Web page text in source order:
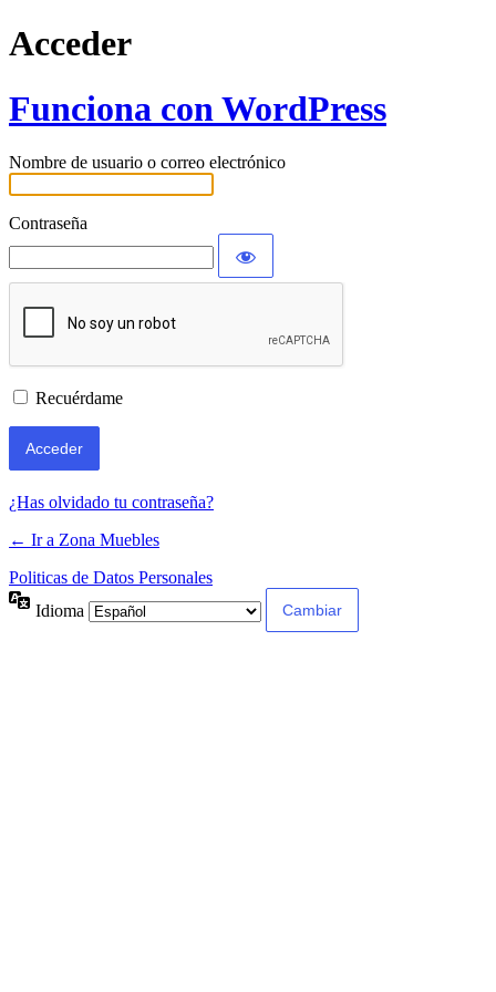
Acceder
Funciona con WordPress
Nombre de usuario o correo electrónico
Contraseña
Recuérdame
¿Has olvidado tu contraseña?
← Ir a Zona Muebles
Politicas de Datos Personales
Idioma